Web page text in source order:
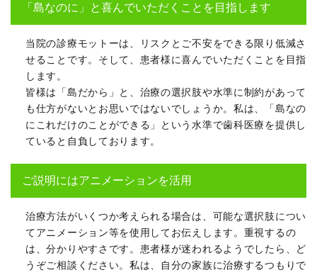
「島なのに」と喜んでいただくことを目指します
当院の診療モットーは、リスクとご不安をできる限り低減さ
せることです。そして、患者様に喜んでいただくことを目指
します。
皆様は「島だから」と、治療の選択肢や水準に制約があって
も仕方がないとお思いではないでしょうか。私は、「島なの
にこれだけのことができる」という水準で歯科医療を提供し
ていると自負しております。
ご説明にはアニメーションを活用
治療方法がいくつか考えられる場合は、可能な選択肢につい
てアニメーション等を使用してお伝えします。重視するの
は、分かりやすさです。患者様が迷われるようでしたら、ど
うぞご相談ください。私は、自分の家族に治療するつもりで